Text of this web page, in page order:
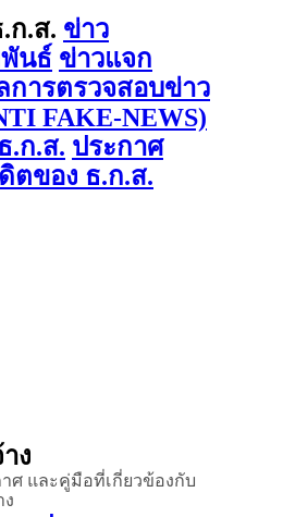
ก.ส. ข่าว
นธ์ ข่าวแจก
การตรวจสอบข่าว
FAKE-NEWS)
.ก.ส. ประกาศ
ตของ ธ.ก.ส.
ง
ศ และคู่มือที่เกี่ยวข้องกับ
ง